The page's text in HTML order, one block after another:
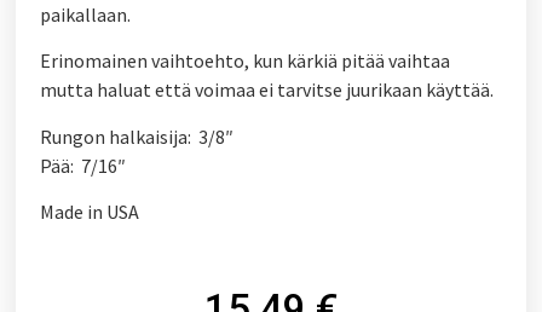
paikallaan.
Erinomainen vaihtoehto, kun kärkiä pitää vaihtaa
mutta haluat että voimaa ei tarvitse juurikaan käyttää.
Rungon halkaisija: 3/8″
Pää: 7/16″
Made in USA